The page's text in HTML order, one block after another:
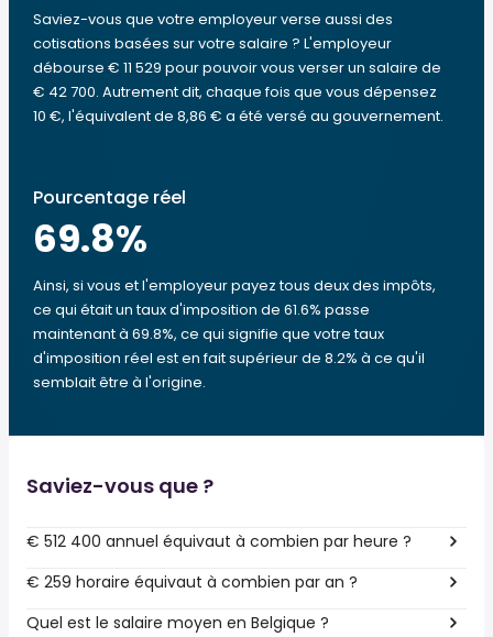
Saviez-vous que votre employeur verse aussi des
cotisations basées sur votre salaire ? L'employeur
débourse € 11 529 pour pouvoir vous verser un salaire de
€ 42 700. Autrement dit, chaque fois que vous dépensez
10 €, l'équivalent de 8,86 € a été versé au gouvernement.
Pourcentage réel
69.8%
Ainsi, si vous et l'employeur payez tous deux des impôts,
ce qui était un taux d'imposition de 61.6% passe
maintenant à 69.8%, ce qui signifie que votre taux
d'imposition réel est en fait supérieur de 8.2% à ce qu'il
semblait être à l'origine.
Saviez-vous que ?
€ 512 400 annuel équivaut à combien par heure ?
€ 259 horaire équivaut à combien par an ?
Quel est le salaire moyen en Belgique ?